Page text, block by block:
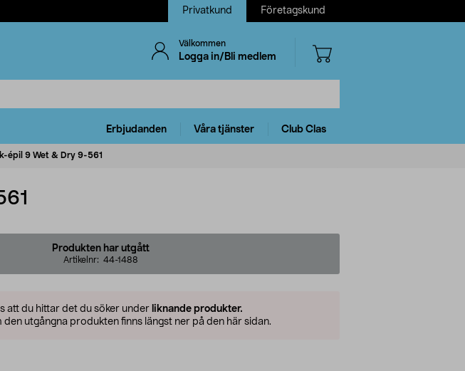
Privatkund Företagskund
Välkommen
Logga in/Bli medlem
Erbjudanden Våra tjänster Club Clas
épil 9 Wet & Dry 9-561
Produkten har utgått
Artikelnr: 44-1488
att du hittar det du söker under liknande produkter.
den utgångna produkten finns längst ner på den här sidan.